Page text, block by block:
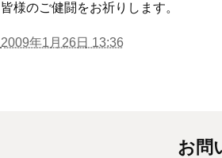
皆様のご健闘をお祈りします。
2009年1月26日 13:36
お問